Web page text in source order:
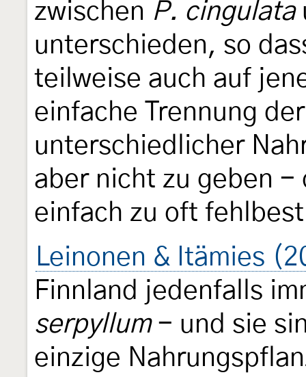
zwischen P. cingulata
unterschieden, so
teilweise auch auf
einfache Trennung
unterschiedlicher
aber nicht zu geben -
einfach zu oft
Leinonen & Itämies
Finnland jedenfalls
serpyllum- und sie
einzige